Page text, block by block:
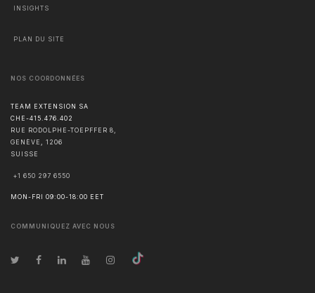
INSIGHTS
PLAN DU SITE
NOS COORDONNÉES
TEAM EXTENSION SA
CHE-415.476.402
RUE RODOLPHE-TOEPFFER 8,
GENÈVE
1206
SUISSE
+1 650 297 6550
MON-FRI 09:00-18:00 EET
COMMUNIQUEZ AVEC NOUS